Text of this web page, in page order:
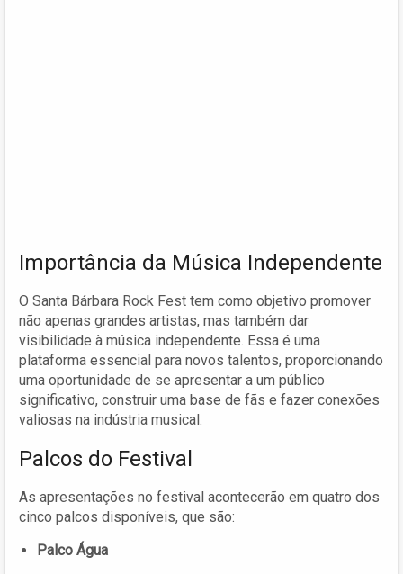
Importância da Música Independente
O Santa Bárbara Rock Fest tem como objetivo promover
não apenas grandes artistas, mas também dar
visibilidade à música independente. Essa é uma
plataforma essencial para novos talentos, proporcionando
uma oportunidade de se apresentar a um público
significativo, construir uma base de fãs e fazer conexões
valiosas na indústria musical.
Palcos do Festival
As apresentações no festival acontecerão em quatro dos
cinco palcos disponíveis, que são:
Palco Água